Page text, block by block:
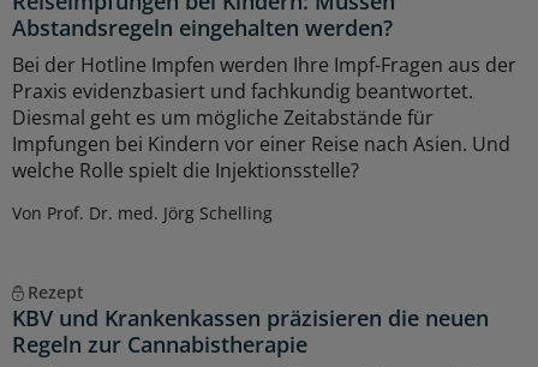
Abstandsregeln eingehalten werden?
Bei der Hotline Impfen werden Ihre Impf-Fragen aus der
Praxis evidenzbasiert und fachkundig beantwortet.
Diesmal geht es um mögliche Zeitabstände für
Impfungen bei Kindern vor einer Reise nach Asien. Und
welche Rolle spielt die Injektionsstelle?
Von Prof. Dr. med. Jörg Schelling
Rezept
KBV und Krankenkassen präzisieren die neuen
Regeln zur Cannabistherapie